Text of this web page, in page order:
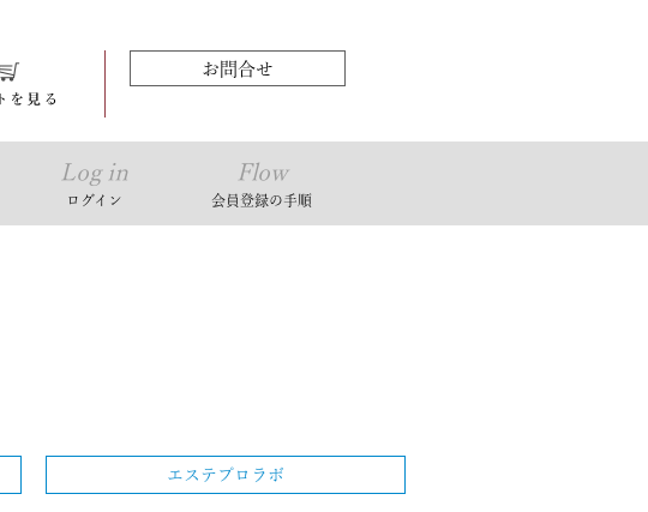
お問合せ
Log in
ログイン
Flow
会員登録の⼿順
エステプロラボ